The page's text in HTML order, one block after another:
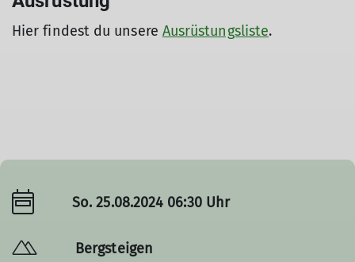
Hier findest du unsere Ausrüstungsliste.
So. 25.08.2024 06:30 Uhr
Bergsteigen